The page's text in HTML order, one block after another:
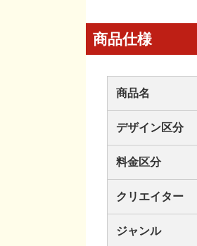
商品仕様
商品名
デザイン区分
料金区分
クリエイター
ジャンル